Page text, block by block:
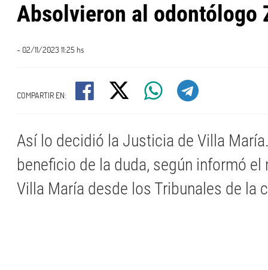
Absolvieron al odontólogo
- 02/11/2023 11:25 hs
COMPARTIR EN:
Así lo decidió la Justicia de Villa
beneficio de la duda, según informó el
Villa María desde los Tribunales de la